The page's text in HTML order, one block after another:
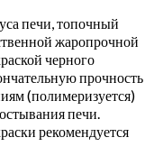
печи, топочный
жаропрочной
черного
прочность
(полимеризуется)
печи.
рекомендуется